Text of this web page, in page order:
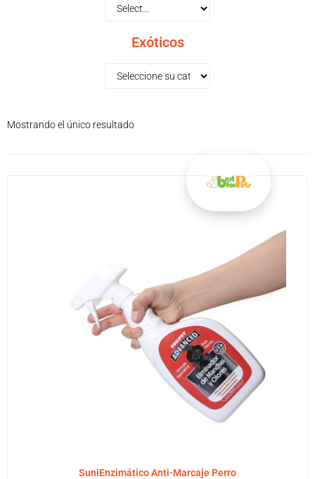
Exóticos
Mostrando el único resultado
SuniEnzimático Anti-Marcaje Perro